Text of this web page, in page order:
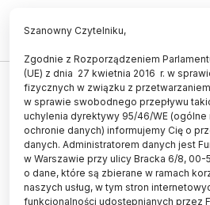
HISTORIA I KULTURA
Rekord
malborskim zamku
21.10.2015
aktualizacja: 21.10.2015
3 minuty czytania
Szanowny Czytelniku,
Zgodnie z Rozporządzeniem
(UE) z dnia 27 kwietnia 2016 r. w
fizycznych w związku z
w sprawie swobodnego przepływu
uchylenia dyrektywy 95/46/WE
ochronie danych) informujemy Cię o
danych. Administratorem danych jest
w Warszawie przy ulicy Bracka 6/8, 00-
o dane, które są zbierane w ramach
naszych usług, w tym stron
funkcjonalności udostępnianych przez